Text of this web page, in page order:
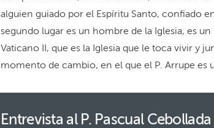
alguien guiado por el Espíritu Santo, confiado
segundo lugar es un hombre de la Iglesia, es
Vaticano II, que es la Iglesia que le toca vivir y
momento de cambio, en el que el P. Arrupe es
Entrevista al P. Pascual Cebollada